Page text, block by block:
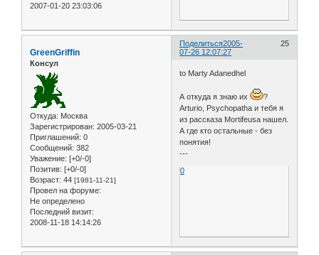
2007-01-20 23:03:06
Поделиться 25
2005-
07-26 12:07:27
GreenGriffin
Консул
Откуда: Москва
Зарегистрирован: 2005-03-21
Приглашений: 0
Сообщений: 382
Уважение: [+0/-0]
Позитив: [+0/-0]
Возраст: 44 [1981-11-21]
Провел на форуме:
Не определено
Последний визит:
2008-11-18 14:14:26
to Marty Adanedhel
А откуда я знаю их
?
Arturio, Psychopatha и тебя я
из рассказа Mortifeusa нашел.
А где кто остальные - без
понятия!
---
0